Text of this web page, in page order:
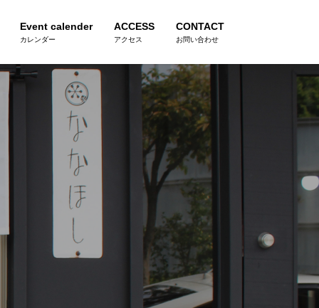
Event calender
カレンダー
ACCESS
アクセス
CONTACT
お問い合わせ